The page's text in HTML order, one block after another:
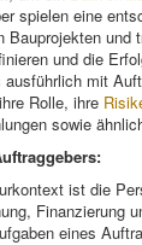
spielen eine
Bauprojekten und
und die
mit
Rolle, ihre
sowie
ist die
Finanzierung
eines